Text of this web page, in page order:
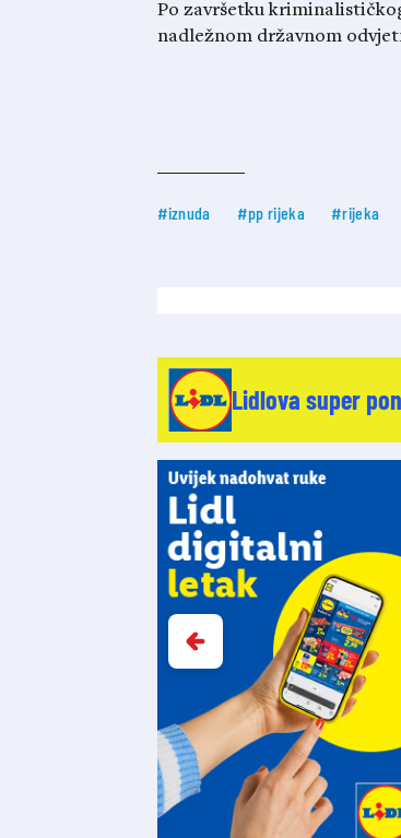
Po završetku
nadležnom državnom
#iznuda #pp rijeka #rijeka
Lidlova super